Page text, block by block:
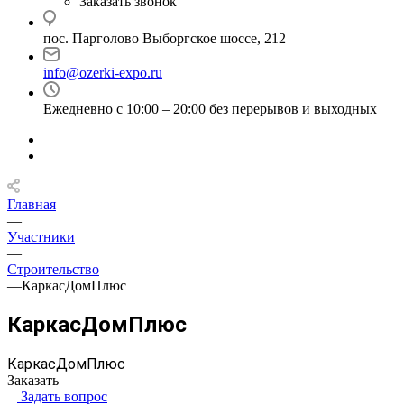
пос. Парголово Выборгское шоссе, 212
info@ozerki-expo.ru
Ежедневно с 10:00 – 20:00 без перерывов и выходных
Главная
—
Участники
—
Строительство
—КаркасДомПлюс
КаркасДомПлюс
КаркасДомПлюс
Заказать
Задать вопрос